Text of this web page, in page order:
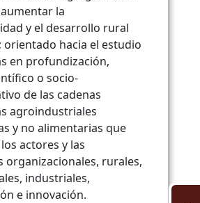
la
y el desarrollo rural
orientado hacia el estudio
en profundización,
o socio-
de las cadenas
agroindustriales
y no alimentarias que
actores y las
organizacionales, rurales,
industriales,
e innovación.